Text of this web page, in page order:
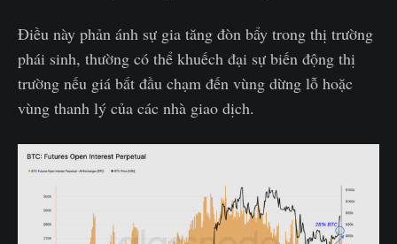
Điều này phản ánh sự gia tăng đòn bẩy trong thị trường
phái sinh, thường có thể khuếch đại sự biến động thị
trường nếu giá bắt đầu chạm đến vùng dừng lỗ hoặc
vùng thanh lý của các nhà giao dịch.